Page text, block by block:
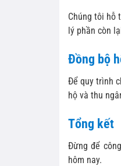
Chúng tôi hỗ
lý phần còn
Đồng bộ
Để quy trình
hộ và thu
Tổng kết
Đừng để
hôm nay.